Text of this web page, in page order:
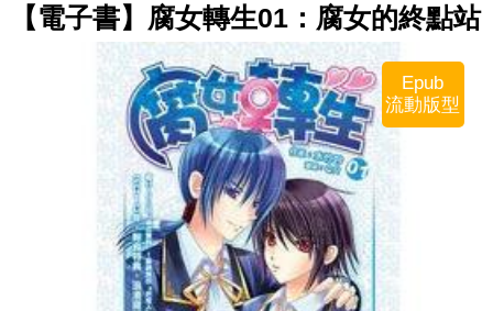
【電子書】腐女轉生01：腐女的終點站
Epub
流動版型